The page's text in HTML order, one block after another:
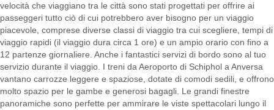
velocità che viaggiano tra le città sono stati progettati per offrire ai
passeggeri tutto ciò di cui potrebbero aver bisogno per un viaggio
piacevole, comprese diverse classi di viaggio tra cui scegliere, tempi di
viaggio rapidi (il viaggio dura circa 1 ore) e un ampio orario con fino a
12 partenze giornaliere. Anche i fantastici servizi di bordo sono al tuo
servizio durante il viaggio. I treni da Aeroporto di Schiphol a Anversa
vantano carrozze leggere e spaziose, dotate di comodi sedili, e offrono
molto spazio per le gambe e generosi bagagli. Le grandi finestre
panoramiche sono perfette per ammirare le viste spettacolari lungo il